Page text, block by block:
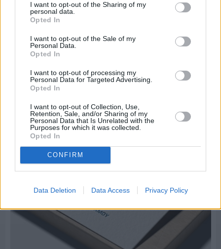
I want to opt-out of the Sharing of my
personal data.
Opted In
I want to opt-out of the Sale of my
Personal Data.
Opted In
I want to opt-out of processing my
Personal Data for Targeted Advertising.
Opted In
I want to opt-out of Collection, Use,
Retention, Sale, and/or Sharing of my
Personal Data that Is Unrelated with the
Purposes for which it was collected.
Opted In
CONFIRM
Data Deletion Data Access Privacy Policy
Πριν 8 ημέρες
Μία μικρή αλλά αναγκαία ανάπαυλα για την
ομάδα του «Πολίτη»